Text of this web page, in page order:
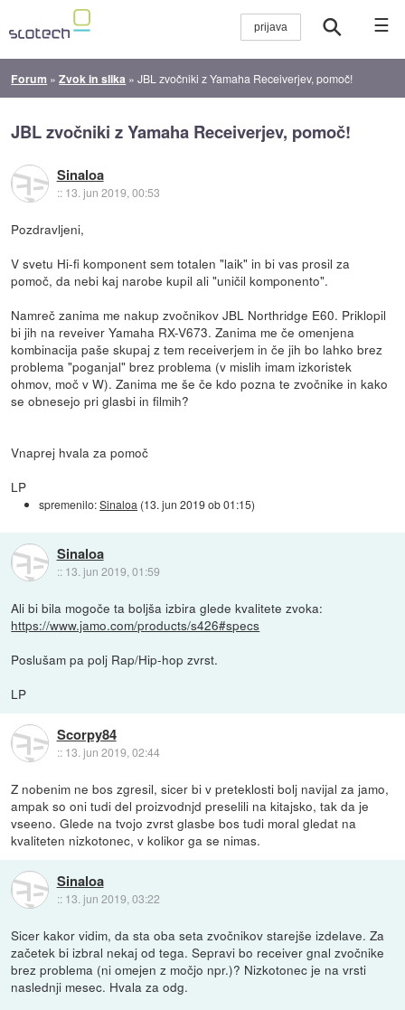
☰
Forum »Zvok in slika »JBL zvočniki z Yamaha Receiverjev, pomoč!
JBL zvočniki z Yamaha Receiverjev, pomoč!
Sinaloa
:: 13. jun 2019, 00:53
Pozdravljeni,
V svetu Hi-fi komponent sem totalen "laik" in bi vas prosil za
pomoč, da nebi kaj narobe kupil ali "uničil komponento".
Namreč zanima me nakup zvočnikov JBL Northridge E60. Priklopil
bi jih na reveiver Yamaha RX-V673. Zanima me če omenjena
kombinacija paše skupaj z tem receiverjem in če jih bo lahko brez
problema "poganjal" brez problema (v mislih imam izkoristek
ohmov, moč v W). Zanima me še če kdo pozna te zvočnike in kako
se obnesejo pri glasbi in filmih?
Vnaprej hvala za pomoč
LP
spremenilo:Sinaloa (13. jun 2019 ob 01:15)
Sinaloa
:: 13. jun 2019, 01:59
Ali bi bila mogoče ta boljša izbira glede kvalitete zvoka:
https://www.jamo.com/products/s426#specs
Poslušam pa polj Rap/Hip-hop zvrst.
LP
Scorpy84
:: 13. jun 2019, 02:44
Z nobenim ne bos zgresil, sicer bi v preteklosti bolj navijal za jamo,
ampak so oni tudi del proizvodnjd preselili na kitajsko, tak da je
vseeno. Glede na tvojo zvrst glasbe bos tudi moral gledat na
kvaliteten nizkotonec, v kolikor ga se nimas.
Sinaloa
:: 13. jun 2019, 03:22
Sicer kakor vidim, da sta oba seta zvočnikov starejše izdelave. Za
začetek bi izbral nekaj od tega. Sepravi bo receiver gnal zvočnike
brez problema (ni omejen z močjo npr.)? Nizkotonec je na vrsti
naslednji mesec. Hvala za odg.